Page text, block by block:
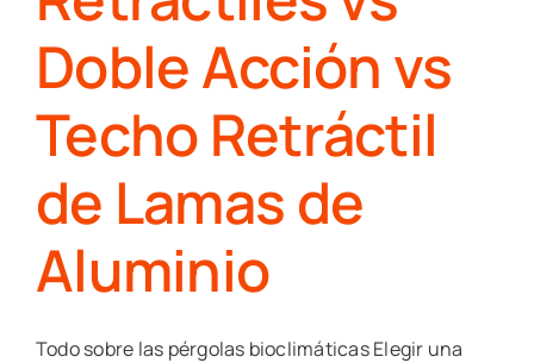
Doble Acción vs
Techo Retráctil
de Lamas de
Aluminio
Todo sobre las pérgolas bioclimáticas Elegir una